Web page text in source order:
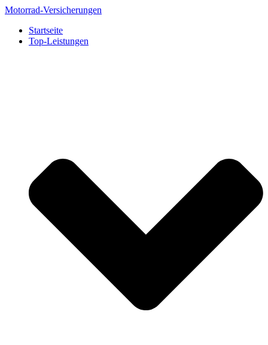
Zum
springen
Motorrad-Versicherungen
Startseite
Top-Leistungen